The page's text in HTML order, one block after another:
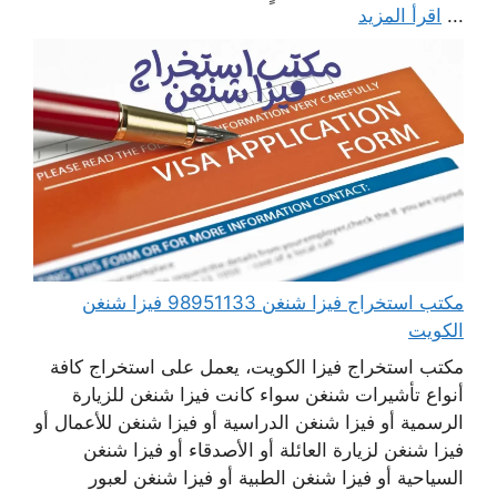
... اقرأ المزيد
مكتب استخراج فيزا شنغن 98951133 فيزا شنغن
الكويت
مكتب استخراج فيزا الكويت، يعمل على استخراج كافة
أنواع تأشيرات شنغن سواء كانت فيزا شنغن للزيارة
الرسمية أو فيزا شنغن الدراسية أو فيزا شنغن للأعمال أو
فيزا شنغن لزيارة العائلة أو الأصدقاء أو فيزا شنغن
السياحية أو فيزا شنغن الطبية أو فيزا شنغن لعبور